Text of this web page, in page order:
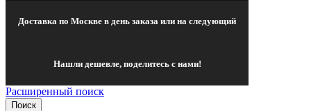
Доставка по Москве в день заказа или на следующий
Нашли дешевле, поделитесь с нами!
Расширенный поиск
Поиск